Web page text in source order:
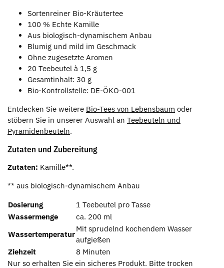
Sortenreiner Bio-Kräutertee
100 % Echte Kamille
Aus biologisch-dynamischem Anbau
Blumig und mild im Geschmack
Ohne zugesetzte Aromen
20 Teebeutel à 1,5 g
Gesamtinhalt: 30 g
Bio-Kontrollstelle: DE-ÖKO-001
Entdecken Sie weitere Bio-Tees von Lebensbaum oder
stöbern Sie in unserer Auswahl an Teebeuteln und
Pyramidenbeuteln.
Zutaten und Zubereitung
Zutaten: Kamille**.
** aus biologisch-dynamischem Anbau
Dosierung
1 Teebeutel pro Tasse
Wassermenge
ca. 200 ml
Wassertemperatur
Mit sprudelnd kochendem Wasser
aufgießen
Ziehzeit
8 Minuten
Nur so erhalten Sie ein sicheres Produkt. Bitte trocken